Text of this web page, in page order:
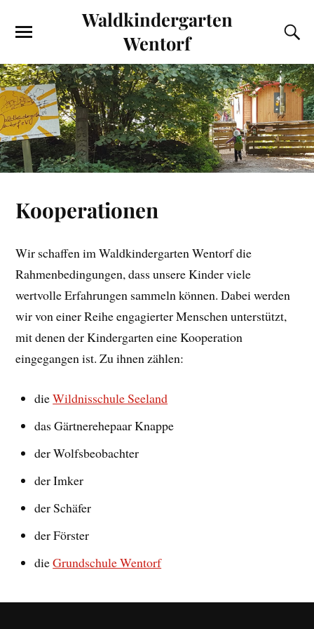
Waldkindergarten
Wentorf
Kooperationen
Wir schaffen im Waldkindergarten Wentorf die
Rahmenbedingungen, dass unsere Kinder viele
wertvolle Erfahrungen sammeln können. Dabei werden
wir von einer Reihe engagierter Menschen unterstützt,
mit denen der Kindergarten eine Kooperation
eingegangen ist. Zu ihnen zählen:
dieWildnisschule Seeland
das Gärtnerehepaar Knappe
der Wolfsbeobachter
der Imker
der Schäfer
der Förster
dieGrundschule Wentorf